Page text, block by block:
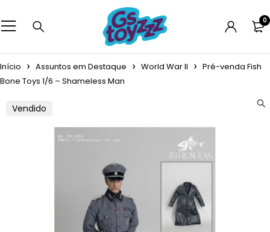
0
Início Assuntos em Destaque World War II
Pré-venda Fish
Bone Toys 1/6 – Shameless Man
Vendido